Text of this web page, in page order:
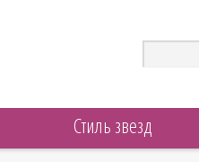
Стиль звезд